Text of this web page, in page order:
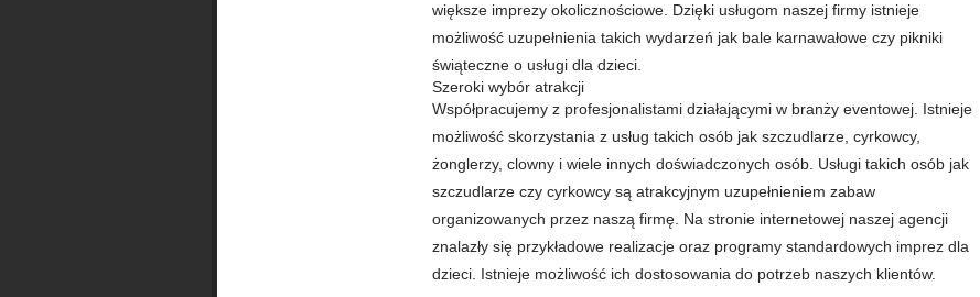
większe imprezy okolicznościowe. Dzięki usługom naszej firmy istnieje
możliwość uzupełnienia takich wydarzeń jak bale karnawałowe czy pikniki
świąteczne o usługi dla dzieci.
Szeroki wybór atrakcji
Współpracujemy z profesjonalistami działającymi w branży eventowej. Istnieje
możliwość skorzystania z usług takich osób jak szczudlarze, cyrkowcy,
żonglerzy, clowny i wiele innych doświadczonych osób. Usługi takich osób jak
szczudlarze czy cyrkowcy są atrakcyjnym uzupełnieniem zabaw
organizowanych przez naszą firmę. Na stronie internetowej naszej agencji
znalazły się przykładowe realizacje oraz programy standardowych imprez dla
dzieci. Istnieje możliwość ich dostosowania do potrzeb naszych klientów.